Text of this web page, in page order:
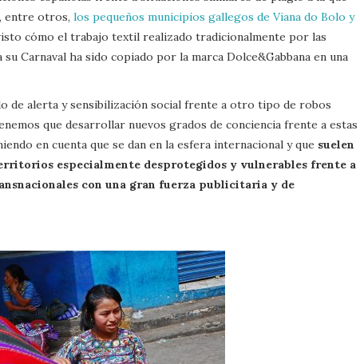
entre otros, los pequeños municipios gallegos de Viana do Bolo y
cómo el trabajo textil realizado tradicionalmente por las
Carnaval ha sido copiado por la marca Dolce&Gabbana en una
de alerta y sensibilización social frente a otro tipo de robos
que desarrollar nuevos grados de conciencia frente a estas
en cuenta que se dan en la esfera internacional y que suelen
especialmente desprotegidos y vulnerables frente a
con una gran fuerza publicitaria y de